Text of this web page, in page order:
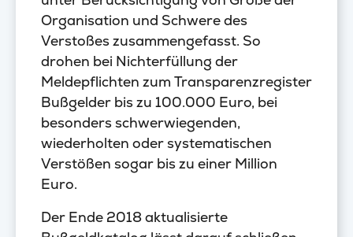
Organisation und Schwere des
Verstoßes zusammengefasst. So
drohen bei Nichterfüllung der
Meldepflichten zum Transparenzregister
Bußgelder bis zu 100.000 Euro, bei
besonders schwerwiegenden,
wiederholten oder systematischen
Verstößen sogar bis zu einer Million
Euro.
Der Ende 2018 aktualisierte